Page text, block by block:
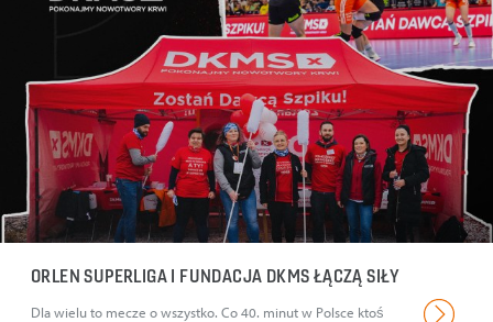
ORLEN SUPERLIGA I FUNDACJA DKMS ŁĄCZĄ SIŁY
Dla wielu to mecze o wszystko. Co 40. minut w Polsce ktoś